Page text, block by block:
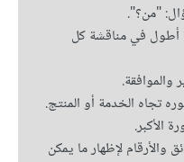
"من؟".
أطول في مناقشة كل
والموافقة.
تجاه الخدمة أو المنتج.
الأكبر.
والأرقام لإظهار ما يمكن